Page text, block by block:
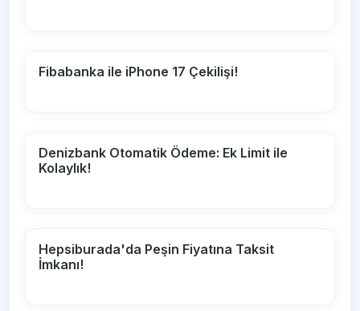
Fibabanka ile iPhone 17 Çekilişi!
Denizbank Otomatik Ödeme: Ek Limit ile
Kolaylık!
Hepsiburada'da Peşin Fiyatına Taksit
İmkanı!